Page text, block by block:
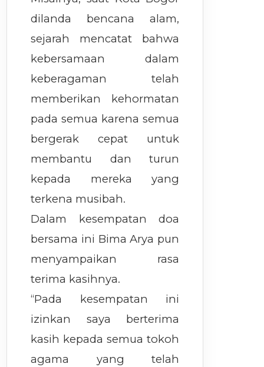
dilanda bencana alam,
sejarah mencatat bahwa
kebersamaan dalam
keberagaman telah
memberikan kehormatan
pada semua karena semua
bergerak cepat untuk
membantu dan turun
kepada mereka yang
terkena musibah.
Dalam kesempatan doa
bersama ini Bima Arya pun
menyampaikan rasa
terima kasihnya.
“Pada kesempatan ini
izinkan saya berterima
kasih kepada semua tokoh
agama yang telah